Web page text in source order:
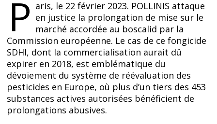
P aris, le 22 février 2023. POLLINIS attaque
en justice la prolongation de mise sur le
marché accordée au boscalid par la
Commission européenne. Le cas de ce fongicide
SDHI, dont la commercialisation aurait dû
expirer en 2018, est emblématique du
dévoiement du système de réévaluation des
pesticides en Europe, où plus d’un tiers des 453
substances actives autorisées bénéficient de
prolongations abusives.